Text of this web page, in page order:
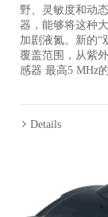
野、灵敏度和动
器，能够将这种
加剧液氮。新的“
覆盖范围，从紫
感器 最高5 MHz
Details